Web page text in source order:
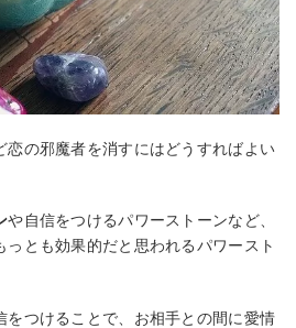
恋の邪魔者を消すにはどうすればよい
や自信をつけるパワーストーンなど、
とも効果的だと思われるパワースト
をつけることで、お相手との間に愛情